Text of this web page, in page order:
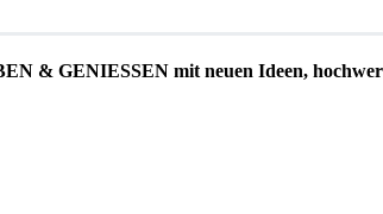
& GENIESSEN mit neuen Ideen,